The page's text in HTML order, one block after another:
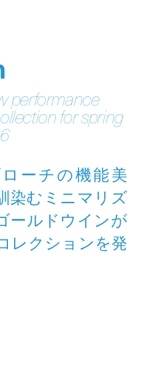
performance
for spring